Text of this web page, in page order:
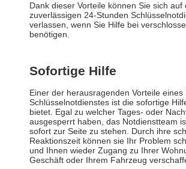
Dank dieser Vorteile können Sie sich auf
zuverlässigen 24-Stunden
verlassen, wenn Sie Hilfe bei
benötigen.
Sofortige Hilfe
Einer der herausragenden Vorteile eines
Schlüsselnotdienstes ist die sofortige
bietet. Egal zu welcher Tages- oder
ausgesperrt haben, das Notdienstteam
sofort zur Seite zu stehen. Durch ihre
Reaktionszeit können sie Ihr Problem
und Ihnen wieder Zugang zu Ihrer
Geschäft oder Ihrem Fahrzeug